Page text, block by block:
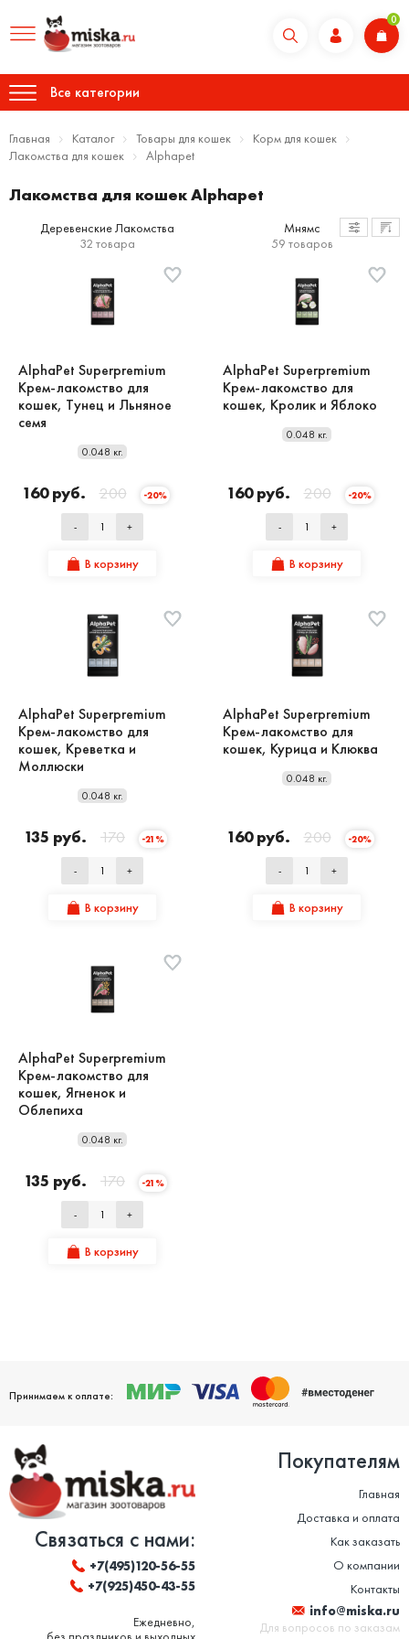
0
Все категории
Главная Каталог Товары для кошек
Корм для кошек
Лакомства для кошек
Alphapet
Лакомства для кошек Alphapet
Деревенские Лакомства
32 товара
Мнямс
59 товаров
AlphaPet Superpremium
Крем-лакомство для
кошек, Тунец и Льняное
семя
0.048 кг.
160 руб. 200 -20%
- +
В корзину
AlphaPet Superpremium
Крем-лакомство для
кошек, Кролик и Яблоко
0.048 кг.
160 руб. 200 -20%
- +
В корзину
AlphaPet Superpremium
Крем-лакомство для
кошек, Креветка и
Моллюски
0.048 кг.
135 руб. 170 -21%
- +
В корзину
AlphaPet Superpremium
Крем-лакомство для
кошек, Курица и Клюква
0.048 кг.
160 руб. 200 -20%
- +
В корзину
AlphaPet Superpremium
Крем-лакомство для
кошек, Ягненок и
Облепиха
0.048 кг.
135 руб. 170 -21%
- +
В корзину
Принимаем к оплате:
Связаться с нами:
+7(495)120-56-55
+7(925)450-43-55
Ежедневно,
Покупателям
Главная
Доставка и оплата
Как заказать
О компании
Контакты
info@miska.ru
Для вопросов по заказам